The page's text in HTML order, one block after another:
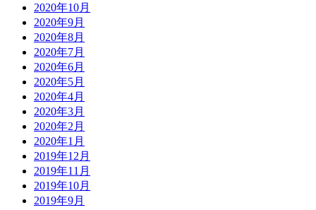
2020年10月
2020年9月
2020年8月
2020年7月
2020年6月
2020年5月
2020年4月
2020年3月
2020年2月
2020年1月
2019年12月
2019年11月
2019年10月
2019年9月